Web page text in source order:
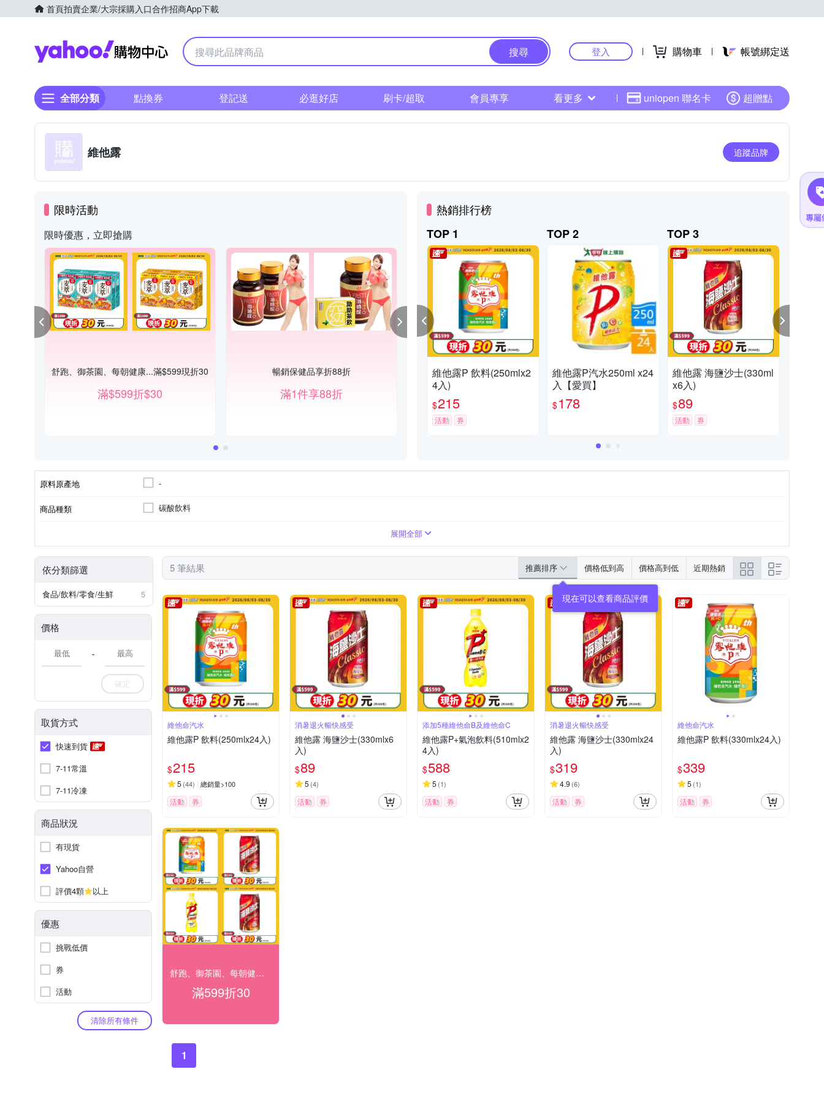
首頁拍賣企業/大宗採購入口合作招商App下載
Yahoo購物中心
搜尋 登入 購物車 帳號綁定送
全部分類 點換券 登記送 必逛好店 刷卡/超取 會員專享 看更多 uniopen 聯名卡 超贈點
維他露 追蹤品牌
限時活動
限時優惠，立即搶購
舒跑、御茶園、每朝健康...滿$599現折30
滿$599折$30
暢銷保健品享折88折
滿1件享88折
指定單品現折120
熱銷排行榜
TOP 1
維他露P 飲料(250mlx2
4入)
$215
活動 券
TOP 2
維他露P汽水250ml x24
入【愛買】
$178
TOP 3
維他露 海鹽沙士(330ml
x6入)
$89
活動 券
原料原產地 -
商品種類 碳酸飲料
展開全部
依分類篩選
食品/飲料/零食/生鮮 5
價格
-
確定
取貨方式
快速到貨
7-11常溫
7-11冷凍
商品狀況
有現貨
Yahoo自營
評價4顆
以上
優惠
挑戰低價
券
活動
清除所有條件
5 筆結果 推薦排序 價格低到高 價格高到低 近期熱銷
現在可以查看商品評價
維他命汽水
維他露P 飲料(250mlx24入)
$215
5 (44) 總銷量>100
活動 券
消暑退火暢快感受
維他露 海鹽沙士(330mlx6
入)
$89
5 (4)
活動 券
添加5種維他命B及維他命C
維他露P+氣泡飲料(510mlx2
4入)
$588
5 (1)
活動 券
消暑退火暢快感受
維他露 海鹽沙士(330mlx24
入)
$319
4.9 (6)
活動 券
維他命汽水
維他露P 飲料(330mlx24入)
$339
5 (1)
活動 券
舒跑、御茶園、每朝健康...滿$599現折30
滿599折30
1